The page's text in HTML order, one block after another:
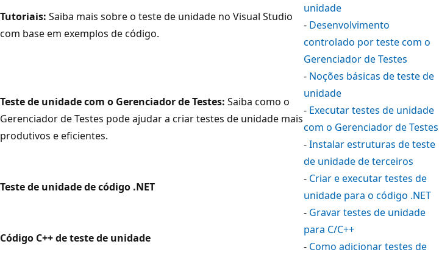
Tutoriais: Saiba mais sobre o teste de unidade no Visual Studio
com base em exemplos de código.
unidade
- Desenvolvimento
controlado por teste com o
Gerenciador de Testes
Teste de unidade com o Gerenciador de Testes: Saiba como o
Gerenciador de Testes pode ajudar a criar testes de unidade mais
produtivos e eficientes.
- Noções básicas de teste de
unidade
- Executar testes de unidade
com o Gerenciador de Testes
-Instalar estruturas de teste
de unidade de terceiros
Teste de unidade de código .NET
- Criar e executar testes de
unidade para o código .NET
Código C++ de teste de unidade
- Gravar testes de unidade
para C/C++
- Como adicionar testes de